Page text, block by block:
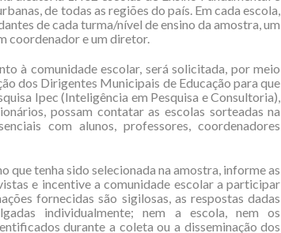
de todas as regiões do país. Em cada escola,
de cada turma/nível de ensino da amostra, um
coordenador e um diretor.
à comunidade escolar, será solicitada, por meio
dos Dirigentes Municipais de Educação para que
Ipec (Inteligência em Pesquisa e Consultoria),
possam contatar as escolas sorteadas na
com alunos, professores, coordenadores
que tenha sido selecionada na amostra, informe as
e incentive a comunidade escolar a participar
fornecidas são sigilosas, as respostas dadas
individualmente; nem a escola, nem os
durante a coleta ou a disseminação dos